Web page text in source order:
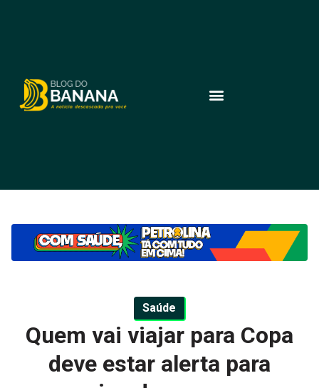
Saúde
Quem vai viajar para Copa
deve estar alerta para